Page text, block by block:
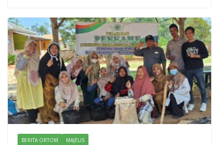
BERITA ORTOM MAJELIS